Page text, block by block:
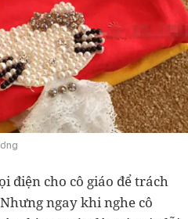
điện cho cô giáo để trách
ngay khi nghe cô